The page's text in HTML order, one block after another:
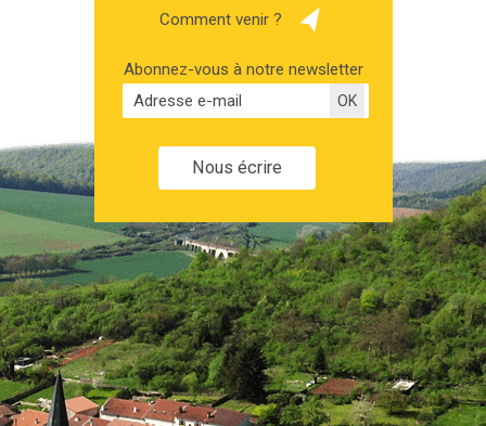
Comment venir ?
Abonnez-vous à notre newsletter
Nous écrire